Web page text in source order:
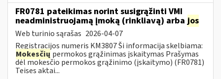
FR0781 pateikimas norint susigrąžinti VMI
neadministruojamą įmoką (rinkliavą) arba jos
Web turinio sąrašas 2026-04-07
Registracijos numeris KM3807 Ši informacija skelbiama:
Mokesčių permokos grąžinimas įskaitymas Prašymas
dėl mokesčio permokos grąžinimo (įskaitymo) (FR0781)
Teises aktai...